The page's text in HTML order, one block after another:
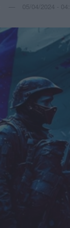
05/04/2024 -